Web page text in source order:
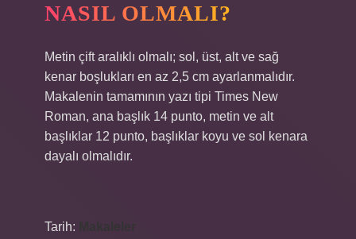
NASIL OLMALI?
Metin çift aralıklı olmalı; sol, üst, alt ve sağ
kenar boşlukları en az 2,5 cm ayarlanmalıdır.
Makalenin tamamının yazı tipi Times New
Roman, ana başlık 14 punto, metin ve alt
başlıklar 12 punto, başlıklar koyu ve sol kenara
dayalı olmalıdır.
Tarih: